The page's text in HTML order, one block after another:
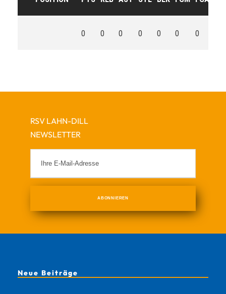
0 0 0 0 0 0 0
RSV LAHN-DILL
NEWSLETTER
Neue Beiträge